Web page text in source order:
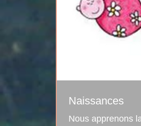
Naissances
Nous apprenons la naissances suivante: Le 17 mai est